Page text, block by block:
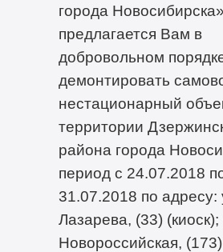
города Новосибирска»
предлагается Вам в
добровольном
демонтировать
нестационарный
территории
района города
период с 24.07.2018
31.07.2018 по адресу:
Лазарева, (33) (киоск);
Новороссийская,